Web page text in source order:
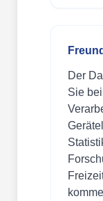
Der
Sie